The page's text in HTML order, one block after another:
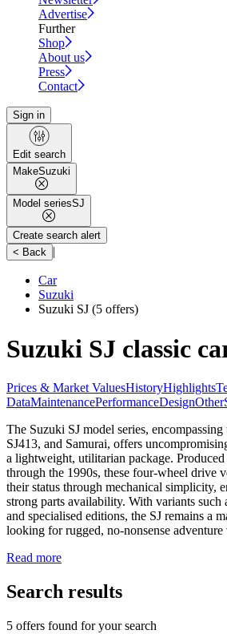
Advertise
Further
Shop
About us
Press
Contact
Sign in
Edit search
MakeSuzuki
Model seriesSJ
Create search alert
< Back |
Car
Suzuki
Suzuki SJ (5 offers)
Suzuki SJ classic
Prices & Market ValuesHistoryHighlights
DataMaintenancePerformanceDesignOther
The Suzuki SJ model series,
SJ413, and Samurai, offers
a lightweight, utilitarian package.
through the 1990s, these four-wheel drive
their status through mechanical simplicity,
strong parts availability. With variants such
and specialised editions, the SJ remains a
looking for rugged, no-nonsense adventure
Read more
Search results
5 offers found for your search